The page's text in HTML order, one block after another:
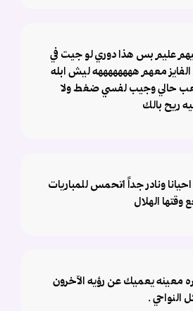
عليم بس هذا دوري لو جيت في
معهم ههههههههه ليش ابله
حالي وجيب لفسي ضغط ولا
ريح بالك
احيانا ونادر جداً اتحمس للمباريات
وقتها الهلال
معينه يعميك عن رؤيه الآخرون
النواحي .